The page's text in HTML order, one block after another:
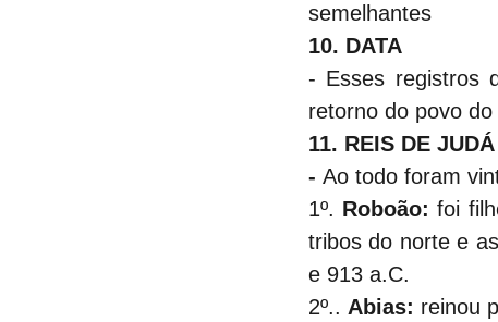
semelhantes
10. DATA
- Esses registros
retorno do povo
11. REIS DE
- Ao todo foram
1º. Roboão: foi
tribos do norte e
e 913 a.C.
2º.. Abias: reinou